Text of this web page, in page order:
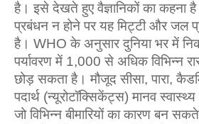
है। इसे देखते हुए वैज्ञानिकों का कहना
प्रबंधन न होने पर यह मिट्टी और जल
है। WHO के अनुसार दुनिया भर में
पर्यावरण में 1,000 से अधिक विभिन्न
छोड़ सकता है। मौजूद सीसा, पारा,
पदार्थ (न्यूरोटॉक्सिकेंट्स) मानव
जो विभिन्न बीमारियों का कारण बन